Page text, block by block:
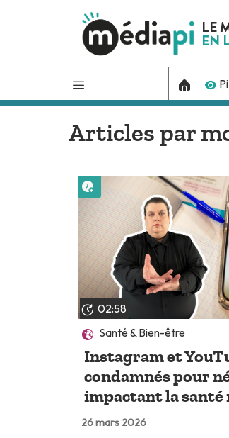
LE
EN
Articles par
02:58
Santé & Bien-être
Instagram et
condamnés pour
impactant la santé
26 mars 2026
Lire plus tard